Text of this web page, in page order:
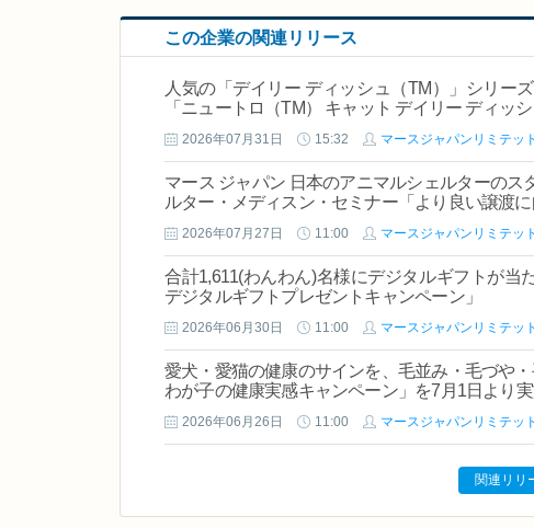
この企業の関連リリース
人気の「デイリー ディッシュ（TM）」シリ
「ニュートロ（TM） キャット デイリー ディッ
2026年07月31日 15:32 マースジャパンリミテッ
マース ジャパン 日本のアニマルシェルターの
ルター・メディスン・セミナー「より良い譲渡
2026年07月27日 11:00 マースジャパンリミテッ
合計1,611(わんわん)名様にデジタルギフトが当
デジタルギフトプレゼントキャンペーン」
2026年06月30日 11:00 マースジャパンリミテッ
愛犬・愛猫の健康のサインを、毛並み・毛づや
わが子の健康実感キャンペーン」を7月1日より
2026年06月26日 11:00 マースジャパンリミテッ
関連リリ